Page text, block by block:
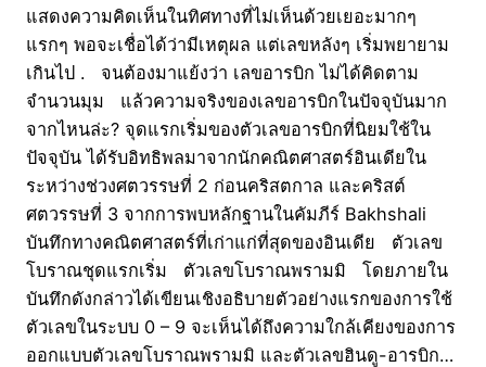
แสดงความคิดเห็นในทิศทางที่ไม่เห็นด้วยเยอะมากๆ
แรกๆ พอจะเชื่อได้ว่ามีเหตุผล แต่เลขหลังๆ เริ่มพยายาม
เกินไป . จนต้องมาแย้งว่า เลขอารบิก ไม่ได้คิดตาม
จำนวนมุม แล้วความจริงของเลขอารบิกในปัจจุบันมาก
จากไหนล่ะ? จุดแรกเริ่มของตัวเลขอารบิกที่นิยมใช้ใน
ปัจจุบัน ได้รับอิทธิพลมาจากนักคณิตศาสตร์อินเดียใน
ระหว่างช่วงศตวรรษที่ 2 ก่อนคริสตกาล และคริสต์
ศตวรรษที่ 3 จากการพบหลักฐานในคัมภีร์ Bakhshali
บันทึกทางคณิตศาสตร์ที่เก่าแก่ที่สุดของอินเดีย ตัวเลข
โบราณชุดแรกเริ่ม ตัวเลขโบราณพรามมิ โดยภายใน
บันทึกดังกล่าวได้เขียนเชิงอธิบายตัวอย่างแรกของการใช้
ตัวเลขในระบบ 0 – 9 จะเห็นได้ถึงความใกล้เคียงของการ
ออกแบบตัวเลขโบราณพรามมิ และตัวเลขฮินดู-อารบิก…